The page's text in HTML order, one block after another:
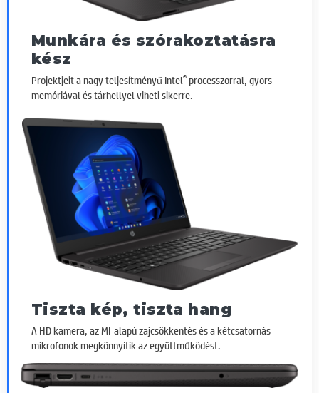
Munkára és szórakoztatásra
kész
Projektjeit a nagy teljesítményű Intel®processzorral, gyors
memóriával és tárhellyel viheti sikerre.
Tiszta kép, tiszta hang
A HD kamera, az MI-alapú zajcsökkentés és a kétcsatornás
mikrofonok megkönnyítik az együttműködést.